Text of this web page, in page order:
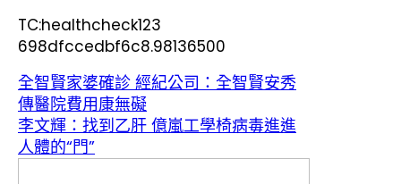
TC:healthcheck123
698dfccedbf6c8.98136500
全智賢家婆確診 經紀公司：全智賢安秀
傳醫院費用康無礙
李文輝：找到乙肝 億嵐工學椅病毒進進
人體的“門”